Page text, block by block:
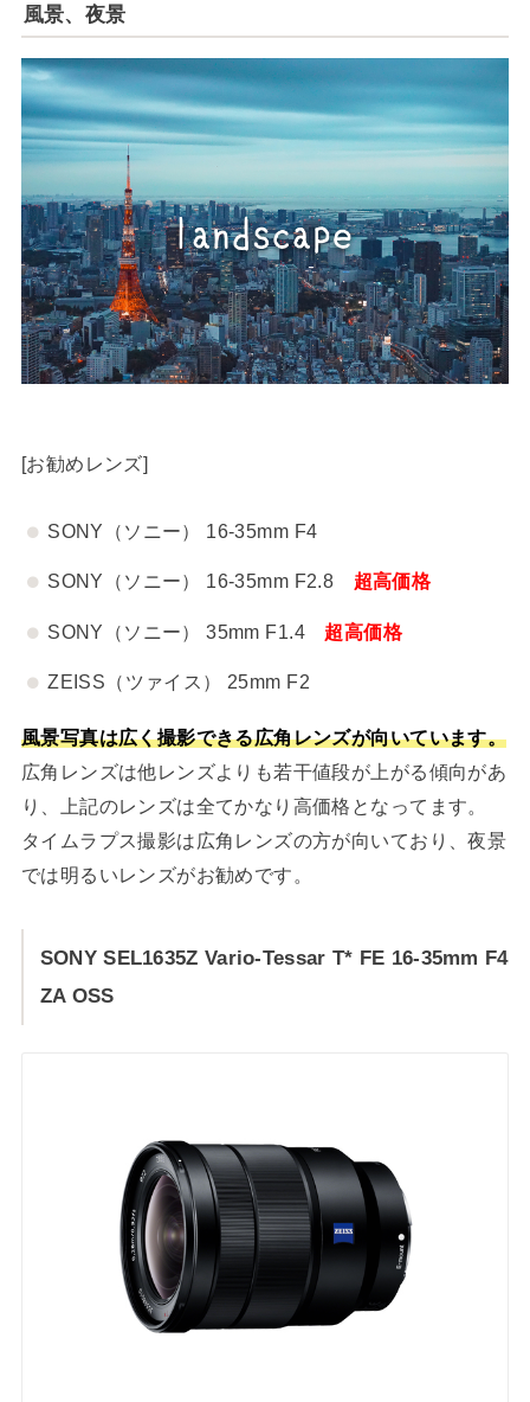
風景、夜景
[お勧めレンズ]
SONY（ソニー） 16-35mm F4
SONY（ソニー） 16-35mm F2.8 超高価格
SONY（ソニー） 35mm F1.4 超高価格
ZEISS（ツァイス） 25mm F2
風景写真は広く撮影できる広角レンズが向いています。
広角レンズは他レンズよりも若干値段が上がる傾向があ
り、上記のレンズは全てかなり高価格となってます。
タイムラプス撮影は広角レンズの方が向いており、夜景
では明るいレンズがお勧めです。
SONY SEL1635Z Vario-Tessar T* FE 16-35mm F4
ZA OSS